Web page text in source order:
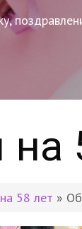
58 лет »